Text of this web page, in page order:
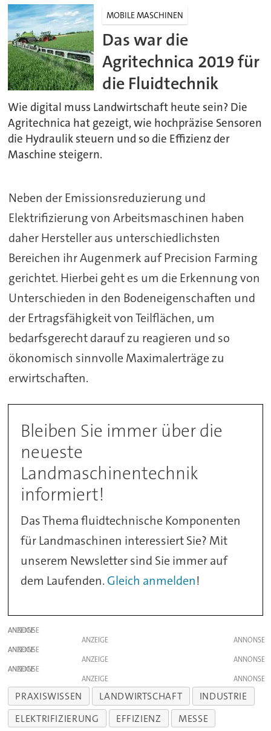
MOBILE MASCHINEN
Das war die
Agritechnica 2019 für
die Fluidtechnik
Wie digital muss Landwirtschaft heute sein? Die
Agritechnica hat gezeigt, wie hochpräzise Sensoren
die Hydraulik steuern und so die Effizienz der
Maschine steigern.
Neben der Emissionsreduzierung und
Elektrifizierung von Arbeitsmaschinen haben
daher Hersteller aus unterschiedlichsten
Bereichen ihr Augenmerk auf Precision Farming
gerichtet. Hierbei geht es um die Erkennung von
Unterschieden in den Bodeneigenschaften und
der Ertragsfähigkeit von Teilflächen, um
bedarfsgerecht darauf zu reagieren und so
ökonomisch sinnvolle Maximalerträge zu
erwirtschaften.
Bleiben Sie immer über die
neueste
Landmaschinentechnik
informiert!
Das Thema fluidtechnische Komponenten
für Landmaschinen interessiert Sie? Mit
unserem Newsletter sind Sie immer auf
dem Laufenden. Gleich anmelden!
ANZEIGE
ANZEIGE
ANZEIGE
ANZEIGE
ANZEIGE
ANZEIGE
PRAXISWISSEN LANDWIRTSCHAFT
INDUSTRIE
ELEKTRIFIZIERUNG
EFFIZIENZ MESSE